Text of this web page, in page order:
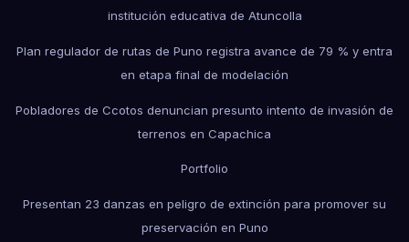
institución educativa de Atuncolla
Plan regulador de rutas de Puno registra avance de 79 % y entra
en etapa final de modelación
Pobladores de Ccotos denuncian presunto intento de invasión de
terrenos en Capachica
Portfolio
Presentan 23 danzas en peligro de extinción para promover su
preservación en Puno